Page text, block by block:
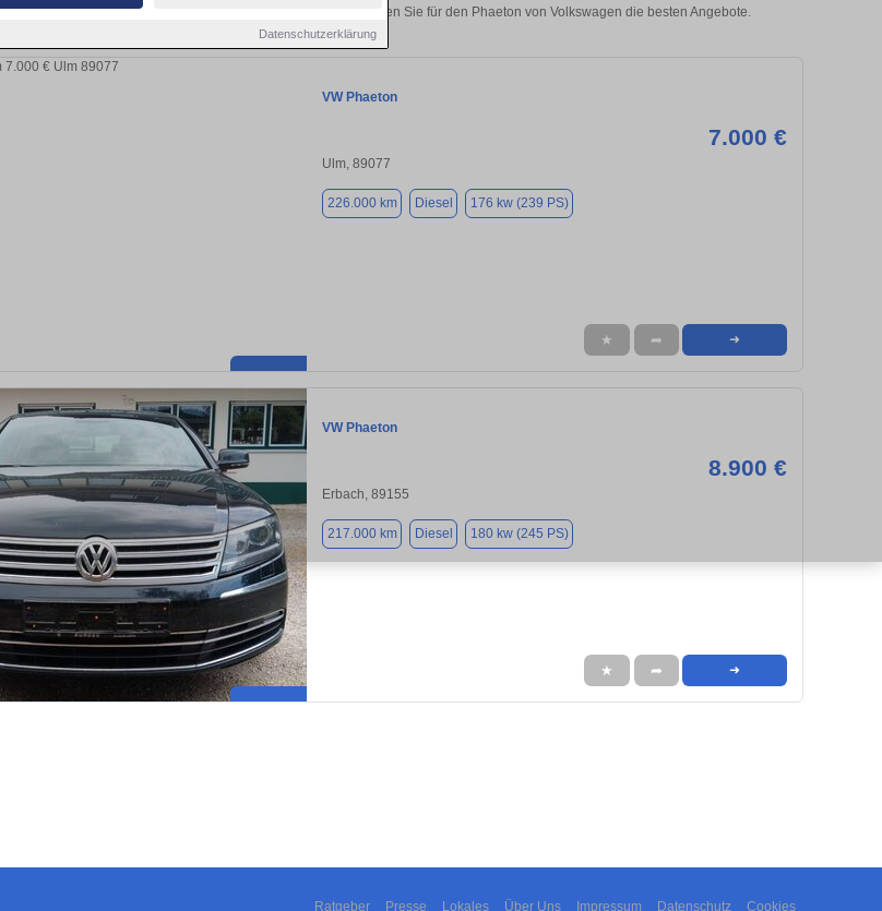
Datenschutzerklärung
gebrauchte VW Phaeton Gebrauchtwagen. Hier finden Sie für den Phaeton von Volkswagen die besten Angebote.
VW Phaeton
7.000 €
Ulm, 89077
226.000 km Diesel 176 kw (239 PS)
★ ➦ ➜
VW Phaeton
8.900 €
Erbach, 89155
217.000 km Diesel 180 kw (245 PS)
★ ➦ ➜
Ratgeber Presse Lokales Über Uns Impressum Datenschutz Cookies